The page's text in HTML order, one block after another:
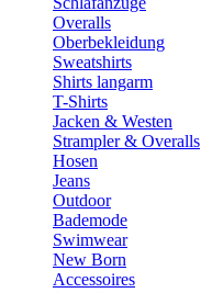
Overalls
Oberbekleidung
Sweatshirts
Shirts langarm
T-Shirts
Jacken & Westen
Strampler & Overalls
Hosen
Jeans
Outdoor
Bademode
Swimwear
New Born
Accessoires